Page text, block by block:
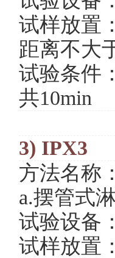
试样放置
距离不大
试验条件
共10min
3) IPX3
方法名称
a.摆管式
试验设备
试样放置